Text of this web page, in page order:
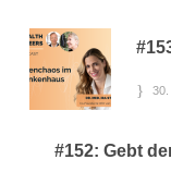
#152: Gebt